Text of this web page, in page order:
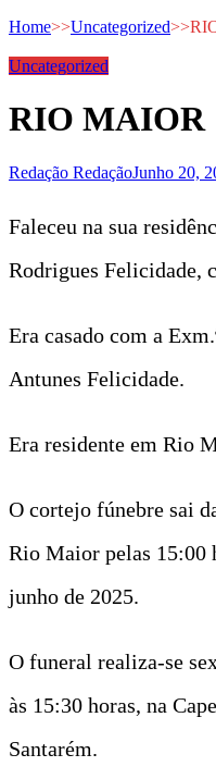
Home>>Uncategorized>>
Uncategorized
RIO MAIOR
Redação RedaçãoJunho 20,
Faleceu na sua
Rodrigues Felicidade,
Era casado com a
Antunes Felicidade.
Era residente em Rio
O cortejo fúnebre sai
Rio Maior pelas 15:00
junho de 2025.
O funeral realiza-se
às 15:30 horas, na
Santarém.